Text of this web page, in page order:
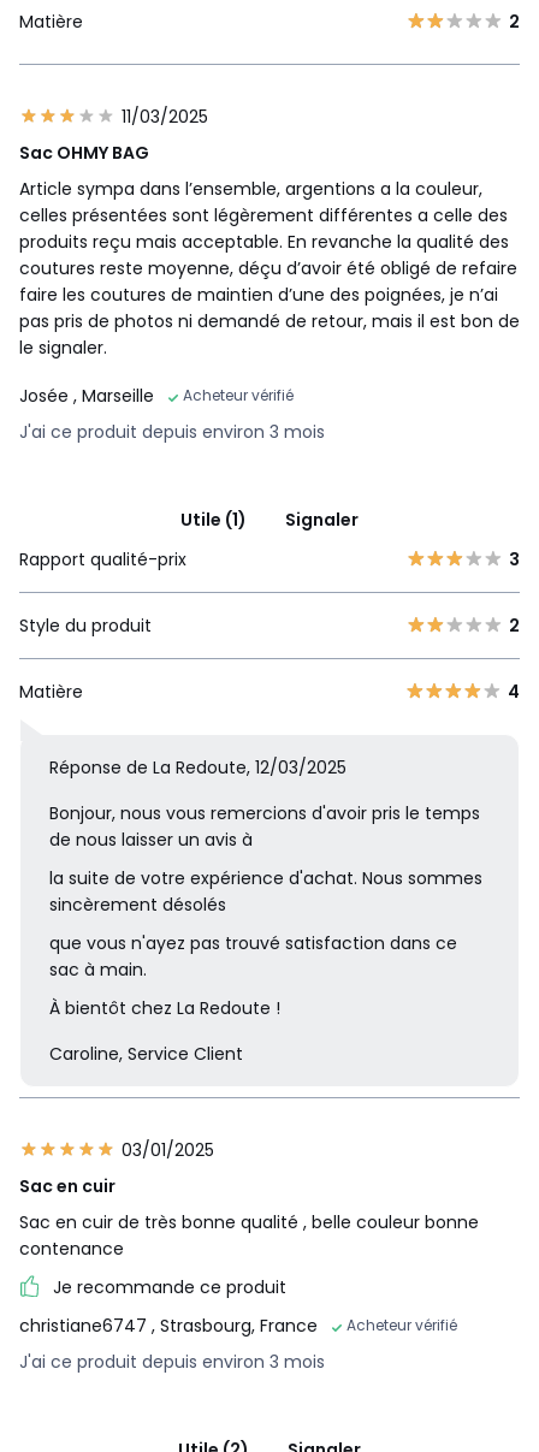
Matière 2
11/03/2025
Sac OHMY BAG
Article sympa dans l’ensemble, argentions a la couleur,
celles présentées sont légèrement différentes a celle des
produits reçu mais acceptable. En revanche la qualité des
coutures reste moyenne, déçu d’avoir été obligé de refaire
faire les coutures de maintien d’une des poignées, je n’ai
pas pris de photos ni demandé de retour, mais il est bon de
le signaler.
Josée , Marseille Acheteur vérifié
J'ai ce produit depuis environ 3 mois
Utile (1)
Signaler
Rapport qualité-prix
3
Style du produit 2
Matière 4
Réponse de La Redoute, 12/03/2025
Bonjour, nous vous remercions d'avoir pris le temps
de nous laisser un avis à
la suite de votre expérience d'achat. Nous sommes
sincèrement désolés
que vous n'ayez pas trouvé satisfaction dans ce
sac à main.
À bientôt chez La Redoute !
Caroline, Service Client
03/01/2025
Sac en cuir
Sac en cuir de très bonne qualité , belle couleur bonne
contenance
Je recommande ce produit
christiane6747 , Strasbourg, France Acheteur vérifié
J'ai ce produit depuis environ 3 mois